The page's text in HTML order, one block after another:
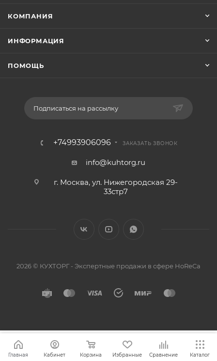
КОМПАНИЯ
ИНФОРМАЦИЯ
ПОМОЩЬ
Подписаться на рассылку
+74993906096 ЗАКАЗАТЬ ЗВОНОК
info@kuhtorg.ru
г. Москва, ул. Нижегородская 29-
33стр7
2026 © КУХТОРГ - Экспертные продажи в сфере HoReCa
Главная Кабинет Корзина Избранные Сравнение Каталог